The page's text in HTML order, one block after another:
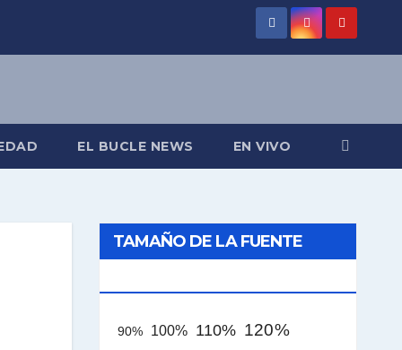
EL BUCLE NEWS EN VIVO
TAMAÑO DE LA FUENTE
90% 100% 110% 120%